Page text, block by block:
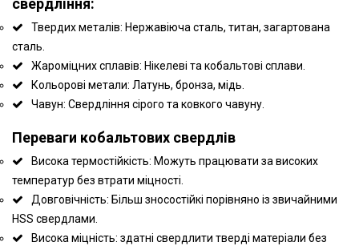
свердління:
Твердих металів: Нержавіюча сталь, титан, загартована
сталь.
Жароміцних сплавів: Нікелеві та кобальтові сплави.
Кольорові метали: Латунь, бронза, мідь.
Чавун: Свердління сірого та ковкого чавуну.
Переваги кобальтових свердлів
Висока термостійкість: Можуть працювати за високих
температур без втрати міцності.
Довговічність: Більш зносостійкі порівняно із звичайними
HSS свердлами.
Висока міцність: здатні свердлити тверді матеріали без